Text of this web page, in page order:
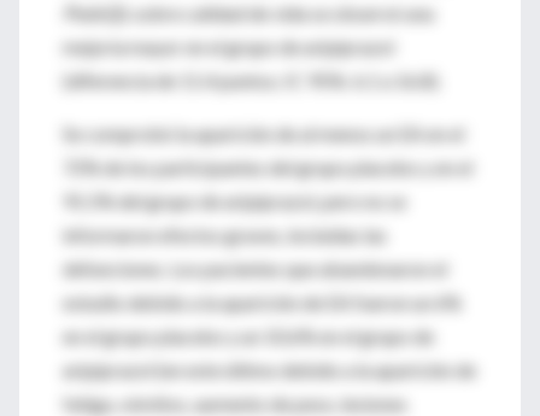
PedsQL
sobre calidad de vida se observó una
mejoría mayor en el grupo de aripiprazol
(diferencia de 11.4 puntos; IC 95%: 6.1 a 16.8).
Se comprobó la aparición de al menos un EA en el
72% de los participantes del grupo placebo y en el
91.5% del grupo de aripiprazol, pero no se
informaron efectos graves, incluidas las
defunciones. Los pacientes que abandonaron el
estudio debido a la aparición de EA fueron un 6%
en el grupo placebo y un 10.6% en el grupo de
aripiprazol (en este último debido a la aparición de
fatiga, vómitos, aumento de peso, lesiones